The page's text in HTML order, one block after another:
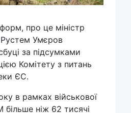
про це міністр
Умєров
за підсумками
Комітету з питань
ЄС.
в рамках військової
ніж 62 тисячі